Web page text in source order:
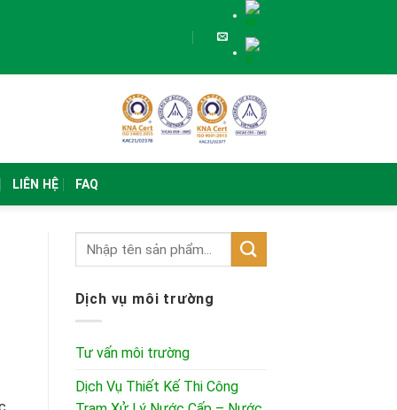
LIÊN HỆ FAQ
Dịch vụ môi trường
Tư vấn môi trường
Dịch Vụ Thiết Kế Thi Công